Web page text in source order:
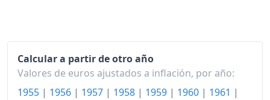
Calcular a partir de otro año
Valores de euros ajustados a inflación, por año:
1955 | 1956 | 1957 | 1958 | 1959 | 1960 | 1961 |